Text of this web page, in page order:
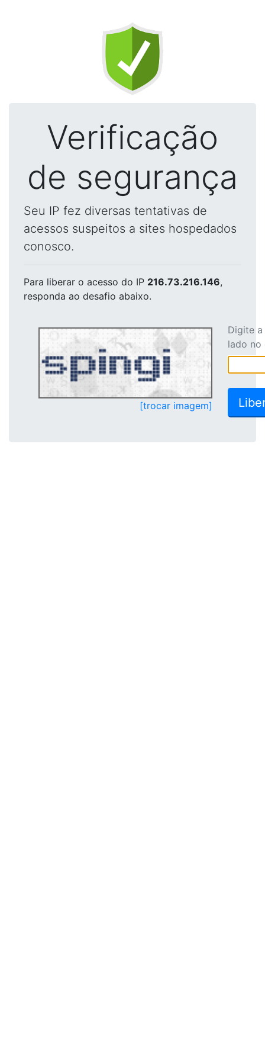
Verificação
de segurança
Seu IP fez diversas tentativas de
acessos suspeitos a sites hospedados
conosco.
Para liberar o acesso do IP 216.73.216.146,
responda ao desafio abaixo.
[trocar imagem]
Digite
lado no